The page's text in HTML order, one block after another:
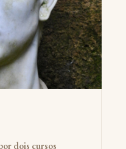
dois cursos